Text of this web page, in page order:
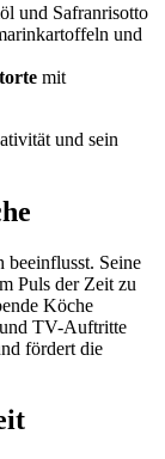
und Safranrisotto
und
mit
und sein
beeinflusst. Seine
Puls der Zeit zu
Köche
TV-Auftritte
fördert die